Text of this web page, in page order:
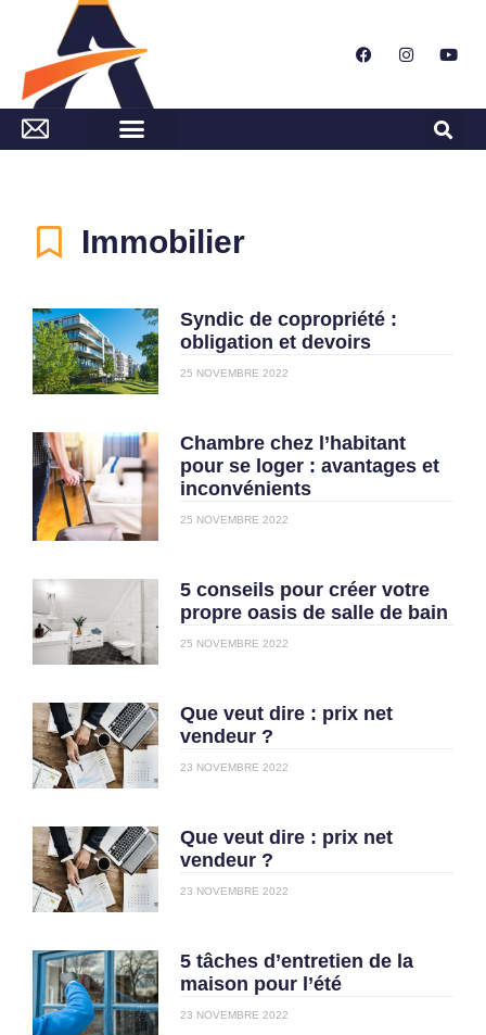
Immobilier
Syndic de copropriété :
obligation et devoirs
25 NOVEMBRE 2022
Chambre chez l’habitant
pour se loger : avantages et
inconvénients
25 NOVEMBRE 2022
5 conseils pour créer votre
propre oasis de salle de bain
25 NOVEMBRE 2022
Que veut dire : prix net
vendeur ?
23 NOVEMBRE 2022
Que veut dire : prix net
vendeur ?
23 NOVEMBRE 2022
5 tâches d’entretien de la
maison pour l’été
23 NOVEMBRE 2022